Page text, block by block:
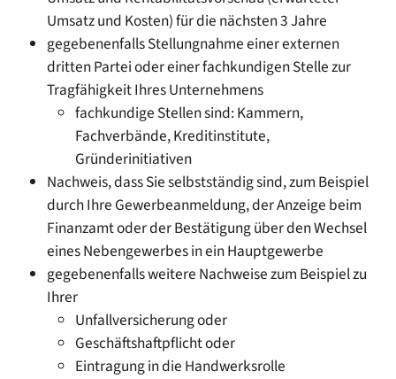
Umsatz und Kosten) für die nächsten 3 Jahre
gegebenenfalls Stellungnahme einer externen
dritten Partei oder einer fachkundigen Stelle zur
Tragfähigkeit Ihres Unternehmens
fachkundige Stellen sind: Kammern,
Fachverbände, Kreditinstitute,
Gründerinitiativen
Nachweis, dass Sie selbstständig sind, zum Beispiel
durch Ihre Gewerbeanmeldung, der Anzeige beim
Finanzamt oder der Bestätigung über den Wechsel
eines Nebengewerbes in ein Hauptgewerbe
gegebenenfalls weitere Nachweise zum Beispiel zu
Ihrer
Unfallversicherung oder
Geschäftshaftpflicht oder
Eintragung in die Handwerksrolle